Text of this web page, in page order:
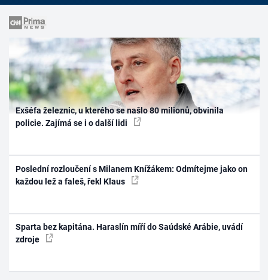
Exšéfa železnic, u kterého se našlo 80 milionů, obvinila
policie. Zajímá se i o další lidi
Poslední rozloučení s Milanem Knížákem: Odmítejme jako on
každou lež a faleš, řekl Klaus
Sparta bez kapitána. Haraslín míří do Saúdské Arábie, uvádí
zdroje